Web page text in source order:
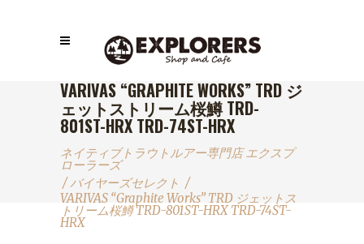
VARIVAS “GRAPHITE WORKS” TRD ジ
ェットストリーム桜鱒 TRD-
801ST-HRX TRD-74ST-HRX
ネイティブトラウトルアー専門店 エクスプ
ローラーズ
/バイヤーズセレクト /
VARIVAS “Graphite Works” TRD ジェットス
トリーム桜鱒 TRD-801ST-HRX TRD-74ST-
HRX